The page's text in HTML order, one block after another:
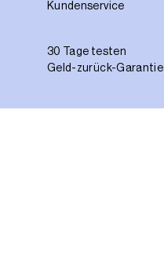
Kundenservice
30 Tage testen
Geld-zurück-Garantie